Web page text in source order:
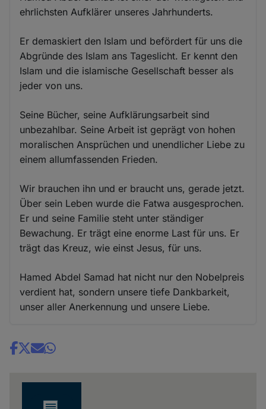
ehrlichsten Aufklärer unseres Jahrhunderts.
Er demaskiert den Islam und befördert für uns die
Abgründe des Islam ans Tageslicht. Er kennt den
Islam und die islamische Gesellschaft besser als
jeder von uns.
Seine Bücher, seine Aufklärungsarbeit sind
unbezahlbar. Seine Arbeit ist geprägt von hohen
moralischen Ansprüchen und unendlicher Liebe zu
einem allumfassenden Frieden.
Wir brauchen ihn und er braucht uns, gerade jetzt.
Über sein Leben wurde die Fatwa ausgesprochen.
Er und seine Familie steht unter ständiger
Bewachung. Er trägt eine enorme Last für uns. Er
trägt das Kreuz, wie einst Jesus, für uns.
Hamed Abdel Samad hat nicht nur den Nobelpreis
verdient hat, sondern unsere tiefe Dankbarkeit,
unser aller Anerkennung und unsere Liebe.
Share